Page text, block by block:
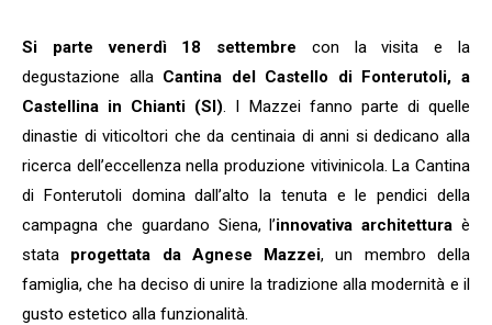
Si parte venerdì 18 settembre con la visita e la
degustazione allaCantina del Castello di Fonterutoli, a
Castellina in Chianti (SI) . I Mazzei fanno parte di quelle
dinastie di viticoltori che da centinaia di anni si dedicano alla
ricerca dell’eccellenza nella produzione vitivinicola. La Cantina
di Fonterutoli domina dall’alto la tenuta e le pendici della
campagna che guardano Siena, l’innovativa architettura è
stata progettata da Agnese Mazzei, un membro della
famiglia, che ha deciso di unire la tradizione alla modernità e il
gusto estetico alla funzionalità.